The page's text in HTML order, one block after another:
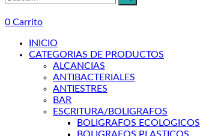
0 Carrito
INICIO
CATEGORIAS DE PRODUCTOS
ALCANCIAS
ANTIBACTERIALES
ANTIESTRES
BAR
ESCRITURA/BOLIGRAFOS
BOLIGRAFOS ECOLOGICOS